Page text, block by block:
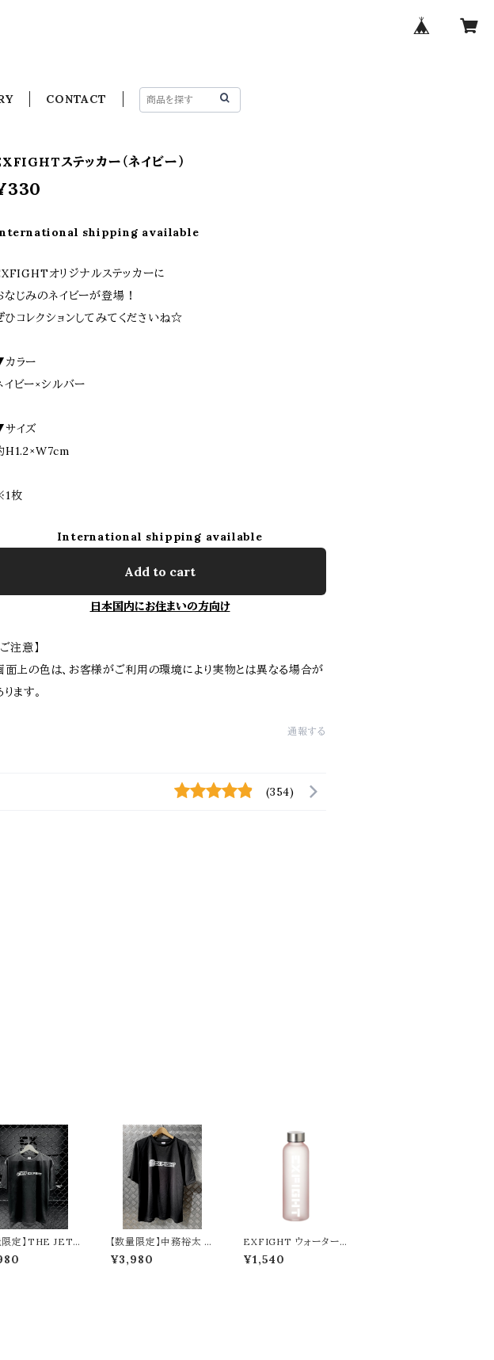
CONTACT
ステッカー（ネイビー）
shipping available
オリジナルステッカーに
なじみのネイビーが登場！
ひコレクションしてみてくださいね☆
ラー
イビー×シルバー
イズ
H1.2×W7cm
枚
International shipping available
Add to cart
日本国内にお住まいの方向け
ご注意】
面上の色は、お客様がご利用の環境により実物とは異なる場合が
ります。
通報する
(354)
限定】THE JET
『YU
AOI』 × EXFIGH
【数量限定】中務裕太 ×
EXFIGHT Tシャツ（た
かし けんこうだいいちv
¥3,980
EXFIGHT ウォーター
ボトル【570ml】／ピンク
¥1,540